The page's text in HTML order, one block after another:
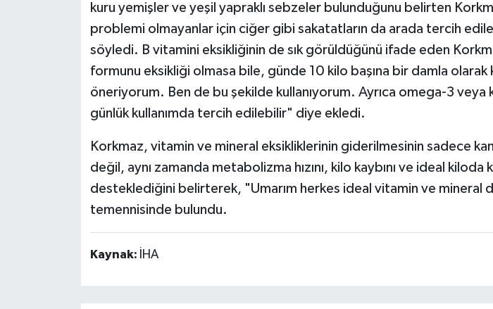
kuru yemişler ve yeşil yapraklı sebzeler bulunduğunu belirten
problemi olmayanlar için ciğer gibi sakatatların da arada tercih
söyledi. B vitamini eksikliğinin de sık görüldüğünü ifade eden
formunu eksikliği olmasa bile, günde 10 kilo başına bir damla olarak
öneriyorum. Ben de bu şekilde kullanıyorum. Ayrıca omega-3 veya
günlük kullanımda tercih edilebilir" diye ekledi.
Korkmaz, vitamin ve mineral eksikliklerinin giderilmesinin sadece
değil, aynı zamanda metabolizma hızını, kilo kaybını ve ideal kiloda
desteklediğini belirterek, "Umarım herkes ideal vitamin ve mineral
temennisinde bulundu.
Kaynak: İHA